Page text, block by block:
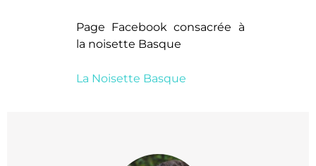
Page Facebook consacrée à
la noisette Basque
La Noisette Basque